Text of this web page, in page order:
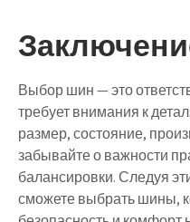
Выбор шин — это
требует внимания к
размер, состояние,
забывайте о важности
балансировки. Следуя
сможете выбрать шины,